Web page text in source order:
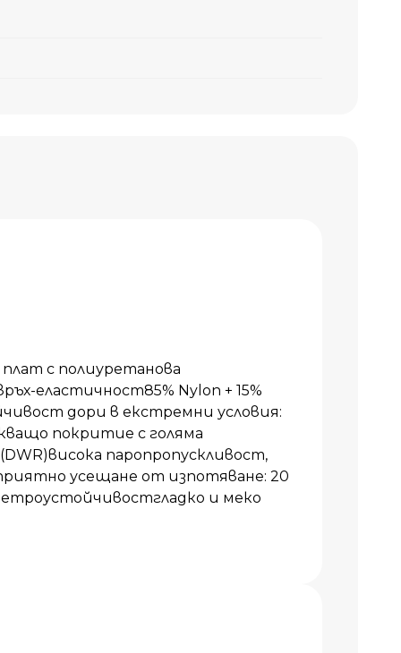
с полиуретанова
еластичност85% Nylon + 15%
дори в екстремни условия:
покритие с голяма
паропропускливост,
усещане от изпотяване: 20
и меко